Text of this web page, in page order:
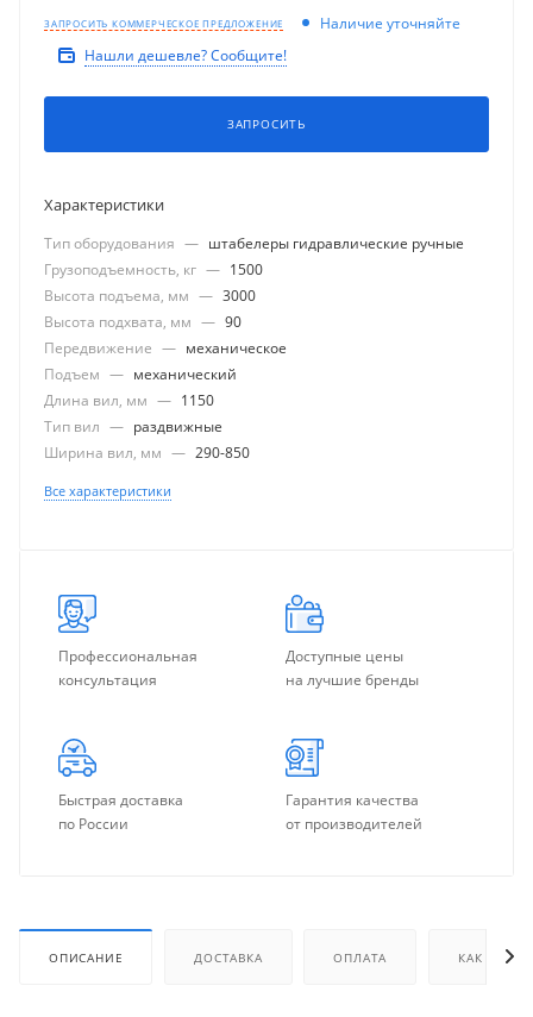
ЗАПРОСИТЬ КОММЕРЧЕСКОЕ ПРЕДЛОЖЕНИЕ
Наличие уточняйте
Нашли дешевле? Сообщите!
ЗАПРОСИТЬ
Характеристики
Тип оборудования — штабелеры гидравлические ручные
Грузоподъемность, кг — 1500
Высота подъема, мм — 3000
Высота подхвата, мм — 90
Передвижение — механическое
Подъем — механический
Длина вил, мм — 1150
Тип вил — раздвижные
Ширина вил, мм — 290-850
Все характеристики
Профессиональная
консультация
Доступные цены
на лучшие бренды
Быстрая доставка
по России
Гарантия качества
от производителей
ОПИСАНИЕ ДОСТАВКА ОПЛАТА КАК